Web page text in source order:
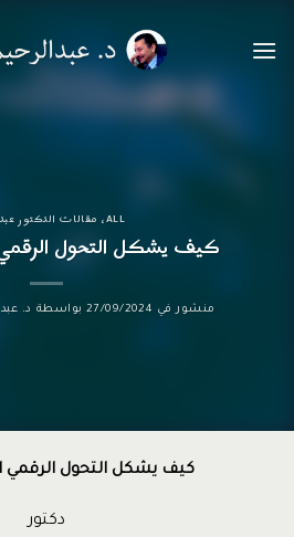
للمحتوى
ALL، مقالات الدكتور
كيف يشكل التحول الرقمي
منشور في 27/09/2024 بواسطة د.
كيف يشكل التحول الرقمي
دكتور